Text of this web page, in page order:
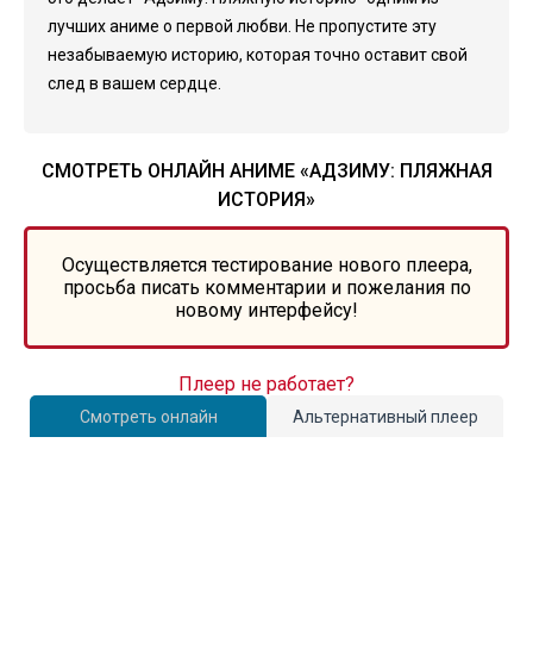
лучших аниме о первой любви. Не пропустите эту
незабываемую историю, которая точно оставит свой
след в вашем сердце.
СМОТРЕТЬ ОНЛАЙН АНИМЕ «АДЗИМУ: ПЛЯЖНАЯ
ИСТОРИЯ»
Осуществляется тестирование нового плеера,
просьба писать комментарии и пожелания по
новому интерфейсу!
Смотреть онлайн Альтернативный плеер
Плеер не работает?